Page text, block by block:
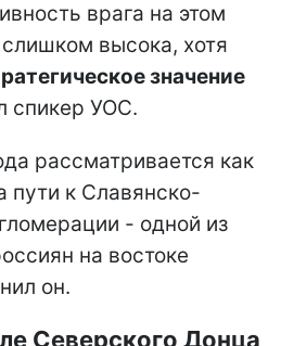
врага на этом
высока, хотя
значение
спикер УОС.
рассматривается как
пути к Славянско-
- одной из
на востоке
он.
Северского Донца